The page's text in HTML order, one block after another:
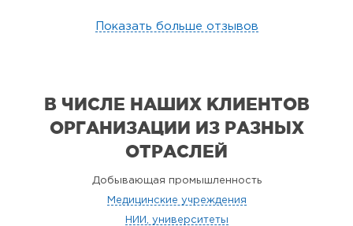
Показать больше отзывов
В ЧИСЛЕ НАШИХ КЛИЕНТОВ
ОРГАНИЗАЦИИ ИЗ РАЗНЫХ
ОТРАСЛЕЙ
Добывающая промышленность
Медицинские учреждения
НИИ, университеты